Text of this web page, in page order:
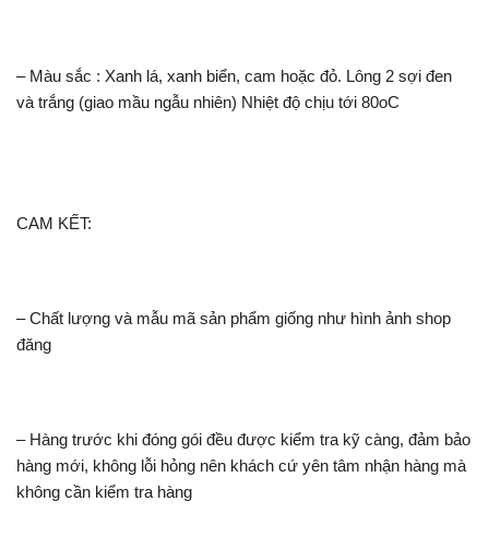
– Màu sắc : Xanh lá, xanh biển, cam hoặc đỏ. Lông 2 sợi đen
và trắng (giao mầu ngẫu nhiên) Nhiệt độ chịu tới 80oC
CAM KẾT:
– Chất lượng và mẫu mã sản phẩm giống như hình ảnh shop
đăng
– Hàng trước khi đóng gói đều được kiểm tra kỹ càng, đảm bảo
hàng mới, không lỗi hỏng nên khách cứ yên tâm nhận hàng mà
không cần kiểm tra hàng